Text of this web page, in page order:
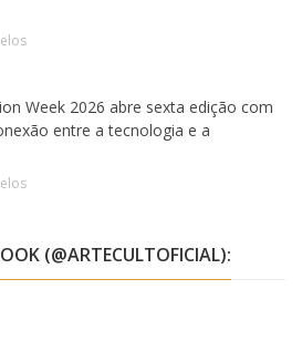
Week 2026 abre sexta edição com
entre a tecnologia e a
(@ARTECULTOFICIAL):